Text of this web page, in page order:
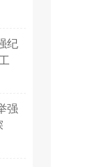
纪
强